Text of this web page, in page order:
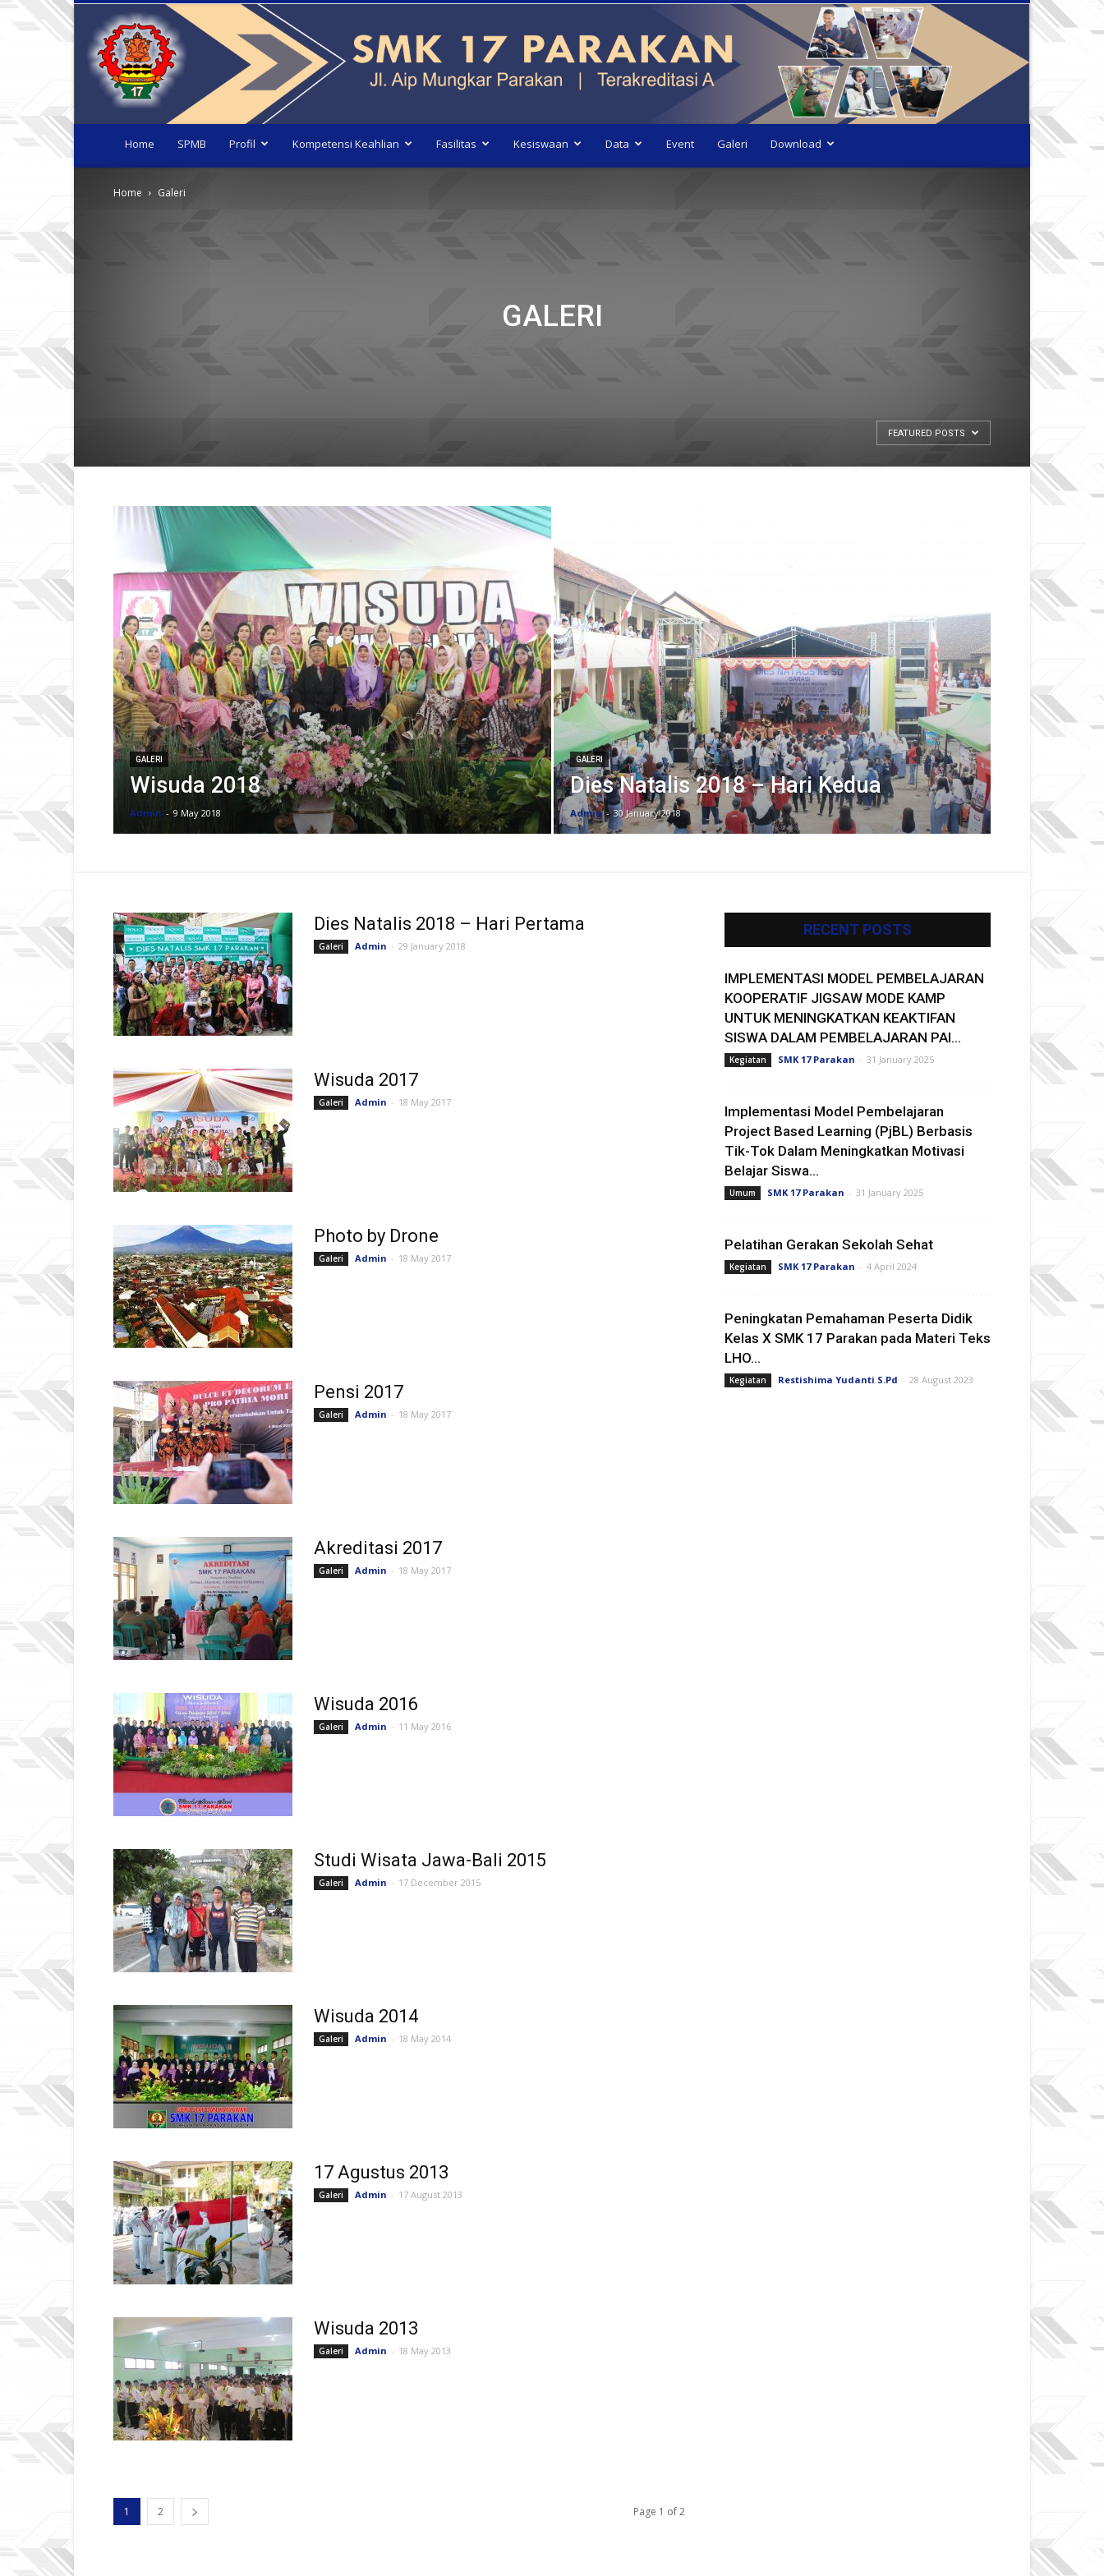
Home SPMB Profil Kompetensi Keahlian Fasilitas Kesiswaan Data Event Galeri Download
Home Galeri
GALERI
FEATURED POSTS
GALERI
Wisuda 2018
Admin - 9 May 2018
GALERI
Dies Natalis 2018 – Hari Kedua
Admin - 30 January 2018
Dies Natalis 2018 – Hari Pertama
Galeri Admin - 29 January 2018
Wisuda 2017
Galeri Admin - 18 May 2017
Photo by Drone
Galeri Admin - 18 May 2017
Pensi 2017
Galeri Admin - 18 May 2017
Akreditasi 2017
Galeri Admin - 18 May 2017
Wisuda 2016
Galeri Admin - 11 May 2016
Studi Wisata Jawa-Bali 2015
Galeri Admin - 17 December 2015
Wisuda 2014
Galeri Admin - 18 May 2014
17 Agustus 2013
Galeri Admin - 17 August 2013
Wisuda 2013
Galeri Admin - 18 May 2013
1 2 Page 1 of 2
RECENT POSTS
IMPLEMENTASI MODEL PEMBELAJARAN
KOOPERATIF JIGSAW MODE KAMP
UNTUK MENINGKATKAN KEAKTIFAN
SISWA DALAM PEMBELAJARAN PAI...
Kegiatan SMK 17 Parakan - 31 January 2025
Implementasi Model Pembelajaran
Project Based Learning (PjBL) Berbasis
Tik-Tok Dalam Meningkatkan Motivasi
Belajar Siswa...
Umum SMK 17 Parakan - 31 January 2025
Pelatihan Gerakan Sekolah Sehat
Kegiatan SMK 17 Parakan - 4 April 2024
Peningkatan Pemahaman Peserta Didik
Kelas X SMK 17 Parakan pada Materi Teks
LHO...
Kegiatan Restishima Yudanti S.Pd - 28 August 2023